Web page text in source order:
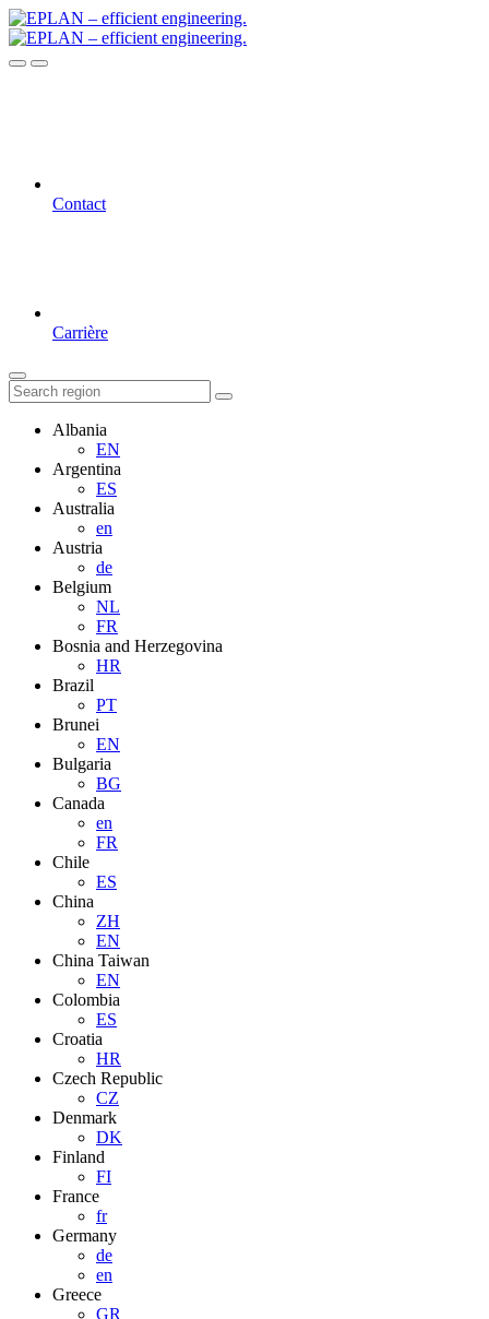
Contact
Carrière
Albania
EN
Argentina
ES
Australia
en
Austria
de
Belgium
NL
FR
Bosnia and Herzegovina
HR
Brazil
PT
Brunei
EN
Bulgaria
BG
Canada
en
FR
Chile
ES
China
ZH
EN
China Taiwan
EN
Colombia
ES
Croatia
HR
Czech Republic
CZ
Denmark
DK
Finland
FI
France
fr
Germany
de
en
Greece
GR